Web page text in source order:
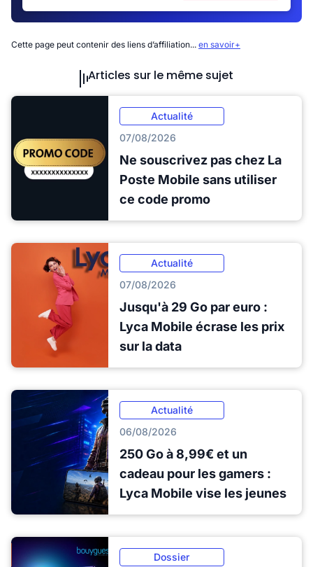
Cette page peut contenir des liens d’affiliation... en savoir+
Articles sur le même sujet
Actualité
07/08/2026
Ne souscrivez pas chez La
Poste Mobile sans utiliser
ce code promo
Actualité
07/08/2026
Jusqu'à 29 Go par euro :
Lyca Mobile écrase les prix
sur la data
Actualité
06/08/2026
250 Go à 8,99€ et un
cadeau pour les gamers :
Lyca Mobile vise les jeunes
Dossier